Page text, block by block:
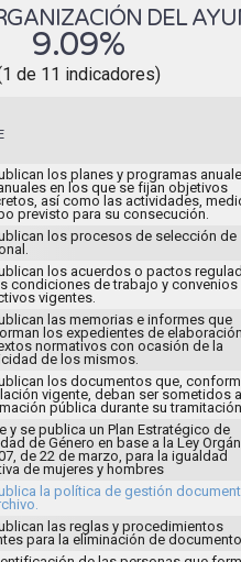
DEL
9.09%
de 11 indicadores)
los planes y programas
en los que se fijan objetivos
así como las actividades,
previsto para su consecución.
los procesos de selección de
los acuerdos o pactos
condiciones de trabajo y convenios
vigentes.
las memorias e informes que
los expedientes de
normativos con ocasión de la
de los mismos.
los documentos que,
vigente, deban ser sometidos a
pública durante su
y se publica un Plan Estratégico de
de Género en base a la Ley
de 22 de marzo, para la igualdad
de mujeres y hombres
la política de gestión
las reglas y procedimientos
para la eliminación de